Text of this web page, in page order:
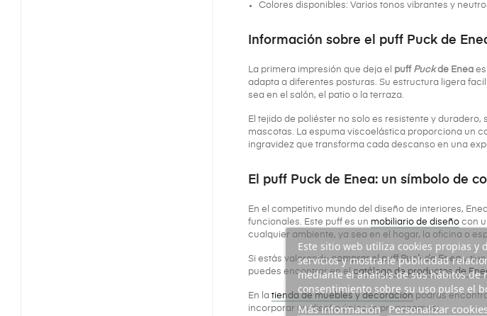
Colores disponibles: Varios tonos vibrantes y
Información sobre el puff Puck de
La primera impresión que deja el puff Puckde Enea
adapta a diferentes posturas. Su estructura ligera
sea en el salón, el patio o la terraza.
El tejido de poliéster no solo es resistente y
mascotas. La espuma viscoelástica proporciona un
ingravidez que transforma cada descanso en una
El puff Puck de Enea: un símbolo de
En el competitivo mundo del diseño de interiores,
funcionales. Este puff es un mobiliario de diseño con
cualquier ambiente, ya sea en el hogar, la oficina o
Si estás valorandocomprar el puff Puck de Eneay
puedes encontrar en elcatálogo de productos de
En la tienda de muebles y decoraciónpodrás
incorporar un diseño único te proponemos:
Este sitio web utiliza cookies propias y
servicios y mostrarle publicidad
mediante el análisis de sus hábitos de
consentimiento sobre su uso pulse el
Más información Personalizar